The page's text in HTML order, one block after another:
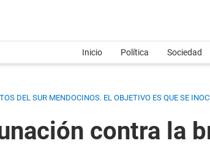
Inicio Política Sociedad
DEL SUR MENDOCINOS. EL OBJETIVO ES QUE SE
contra la